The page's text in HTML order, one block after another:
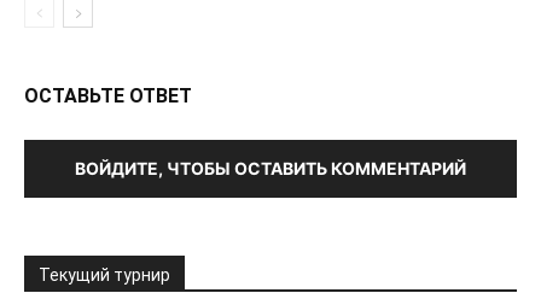
ОСТАВЬТЕ ОТВЕТ
ВОЙДИТЕ, ЧТОБЫ ОСТАВИТЬ КОММЕНТАРИЙ
Текущий турнир